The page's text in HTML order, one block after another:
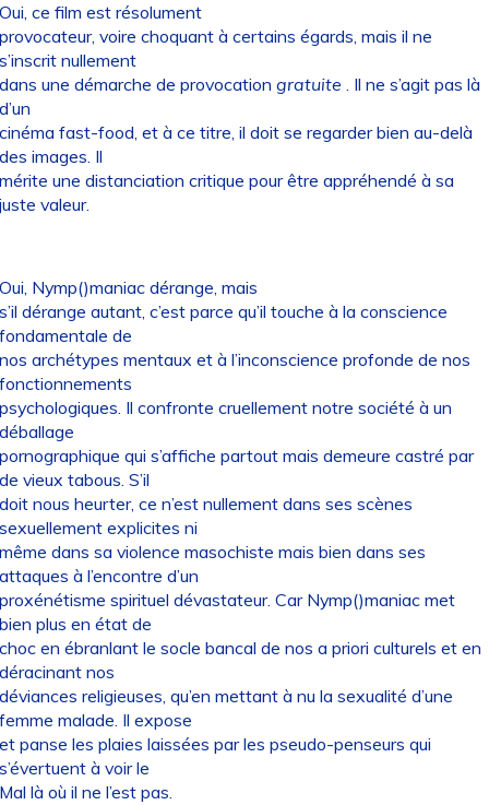
ce film est résolument
voire choquant à certains égards, mais il ne
nullement
une démarche de provocation gratuite . Il ne s’agit pas là
fast-food, et à ce titre, il doit se regarder bien au-delà
images. Il
une distanciation critique pour être appréhendé à sa
valeur.
Nymp()maniac dérange, mais
dérange autant, c’est parce qu’il touche à la conscience
de
archétypes mentaux et à l’inconscience profonde de nos
Il confronte cruellement notre société à un
qui s’affiche partout mais demeure castré par
vieux tabous. S’il
nous heurter, ce n’est nullement dans ses scènes
explicites ni
dans sa violence masochiste mais bien dans ses
à l’encontre d’un
spirituel dévastateur. Car Nymp()maniac met
plus en état de
en ébranlant le socle bancal de nos a priori culturels et en
nos
religieuses, qu’en mettant à nu la sexualité d’une
malade. Il expose
panse les plaies laissées par les pseudo-penseurs qui
à voir le
là où il ne l’est pas.